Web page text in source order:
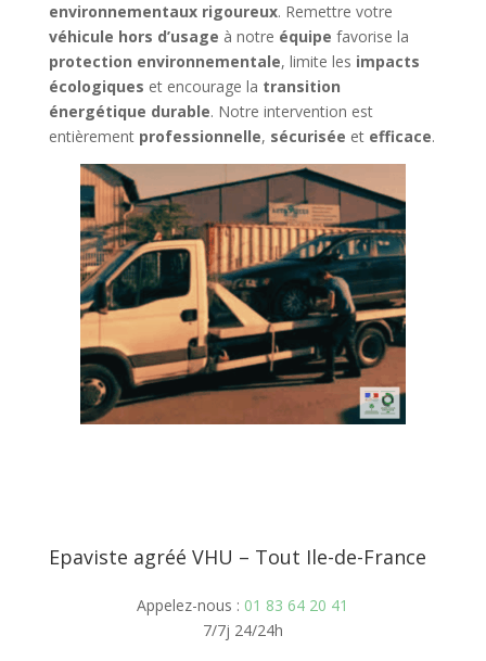
environnementaux rigoureux. Remettre votre
véhicule hors d’usage à notre équipe favorise la
protection environnementale, limite les impacts
écologiques et encourage la transition
énergétique durable. Notre intervention est
entièrement professionnelle, sécurisée et efficace.
Epaviste agréé VHU – Tout Ile-de-France
Appelez-nous : 01 83 64 20 41
7/7j 24/24h